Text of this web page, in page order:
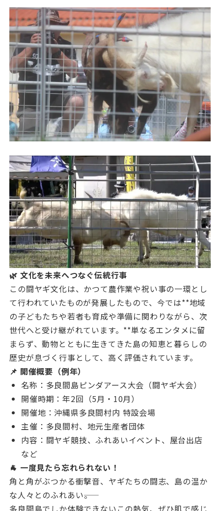
🌿 文化を未来へつなぐ伝統行事
この闘ヤギ文化は、かつて農作業や祝い事の一環とし
て行われていたものが発展したもので、今では**地域
の子どもたちや若者も育成や準備に関わりながら、次
世代へと受け継がれています。**単なるエンタメに留
まらず、動物とともに生きてきた島の知恵と暮らしの
歴史が息づく行事として、高く評価されています。
📌 開催概要（例年）
名称：多良間島ピンダアース大会（闘ヤギ大会）
開催時期：年2回（5月・10月）
開催地：沖縄県多良間村内 特設会場
主催：多良間村、地元生産者団体
内容：闘ヤギ競技、ふれあいイベント、屋台出店
など
🐐 一度見たら忘れられない！
角と角がぶつかる衝撃音、ヤギたちの闘志、島の温か
な人々とのふれあい――。
多良間島でしか体験できないこの熱気、ぜひ肌で感じ